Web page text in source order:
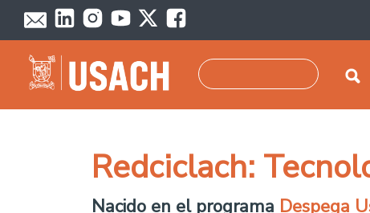
Pasar al contenido principal
Redciclach:
Nacido en el programa Despega